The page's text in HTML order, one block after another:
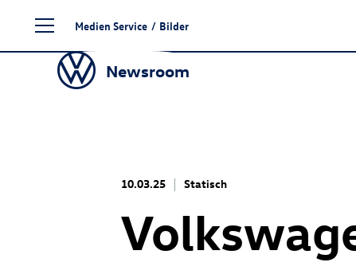
Seiteninhalt
springen
Medien Service / Bilder
Newsroom
10.03.25 Statisch